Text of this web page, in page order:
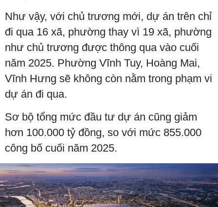
Như vậy, với chủ trương mới, dự án trên chỉ
đi qua 16 xã, phường thay vì 19 xã, phường
như chủ trương được thông qua vào cuối
năm 2025. Phường Vĩnh Tuy, Hoàng Mai,
Vĩnh Hưng sẽ không còn nằm trong phạm vi
dự án đi qua.
Sơ bộ tổng mức đầu tư dự án cũng giảm
hơn 100.000 tỷ đồng, so với mức 855.000
công bố cuối năm 2025.